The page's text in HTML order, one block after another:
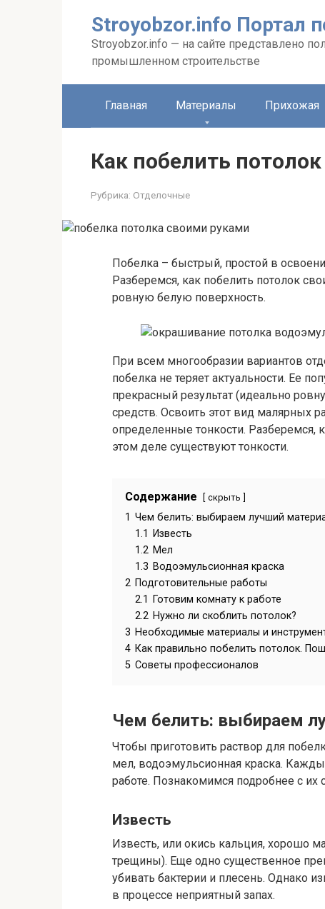
Stroyobzor.info Портал
Stroyobzor.info — на сайте представлено
промышленном строительстве
Главная Материалы Прихожая
Как побелить
Рубрика: Отделочные
Побелка – быстрый, простой в
Разберемся, как побелить потолок
ровную белую поверхность.
При всем многообразии вариантов
побелка не теряет актуальности. Ее
прекрасный результат (идеально
средств. Освоить этот вид малярных
определенные тонкости. Разберемся,
этом деле существуют тонкости.
Содержание скрыть
1 Чем белить: выбираем лучший
1.1
Известь
1.2 Мел
1.3 Водоэмульсионная краска
2 Подготовительные работы
2.1
Готовим комнату к работе
2.2 Нужно ли скоблить потолок?
3 Необходимые материалы и
4 Как правильно побелить потолок.
5 Советы профессионалов
Чем белить: выбираем
Чтобы приготовить раствор для
мел, водоэмульсионная краска.
работе. Познакомимся подробнее с
Известь
Известь, или окись кальция, хорошо
трещины). Еще одно существенное
убивать бактерии и плесень. Однако
в процессе неприятный запах.